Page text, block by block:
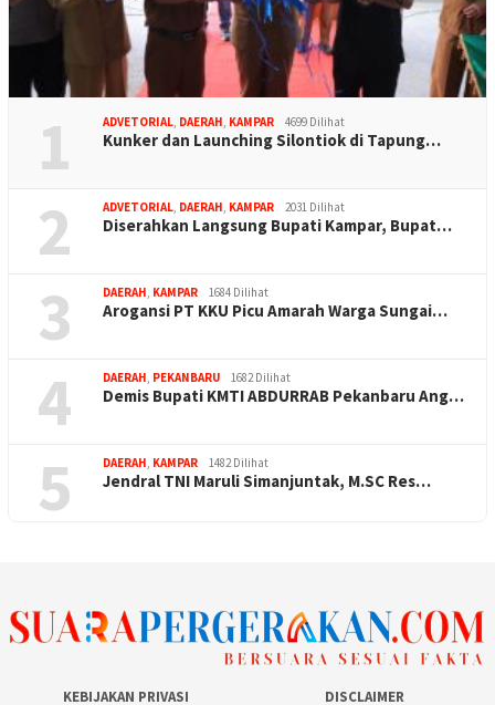
1 ADVETORIAL, DAERAH, KAMPAR 4699 Dilihat
Kunker dan Launching Silontiok di Tapung…
2 ADVETORIAL, DAERAH, KAMPAR 2031 Dilihat
Diserahkan Langsung Bupati Kampar, Bupat…
3 DAERAH, KAMPAR 1684 Dilihat
Arogansi PT KKU Picu Amarah Warga Sungai…
4 DAERAH, PEKANBARU 1682 Dilihat
Demis Bupati KMTI ABDURRAB Pekanbaru Ang…
5 DAERAH, KAMPAR 1482 Dilihat
Jendral TNI Maruli Simanjuntak, M.SC Res…
KEBIJAKAN PRIVASI DISCLAIMER